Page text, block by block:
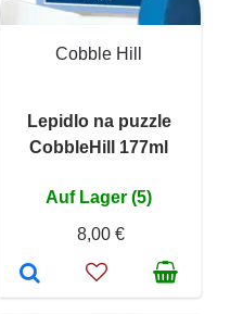
Cobble Hill
Lepidlo na puzzle
CobbleHill 177ml
Auf Lager (5)
8,00 €